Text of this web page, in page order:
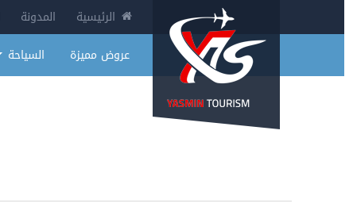
الرئيسية المدونة
عروض مميزة
السياحة